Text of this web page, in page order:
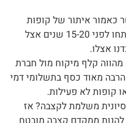
איתור של קופות
ששכחנו מהם או קופות שנפתחו לפני 15-20 שנים אצל
קלף מיקוח מול חברת
מאוד כסף בתשלומי דמי
לא פעילות.
משלמת לקצבה? אז